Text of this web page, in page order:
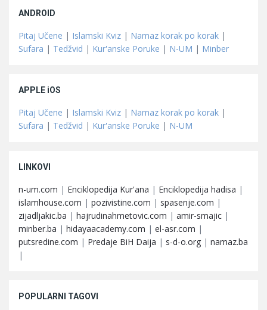
ANDROID
Pitaj Učene | Islamski Kviz | Namaz korak po korak |
Sufara | Tedžvid | Kur'anske Poruke | N-UM | Minber
APPLE iOS
Pitaj Učene | Islamski Kviz | Namaz korak po korak |
Sufara | Tedžvid | Kur'anske Poruke | N-UM
LINKOVI
n-um.com | Enciklopedija Kur'ana | Enciklopedija hadisa |
islamhouse.com | pozivistine.com | spasenje.com |
zijadljakic.ba | hajrudinahmetovic.com | amir-smajic |
minber.ba | hidayaacademy.com | el-asr.com |
putsredine.com | Predaje BiH Daija | s-d-o.org | namaz.ba
|
POPULARNI TAGOVI